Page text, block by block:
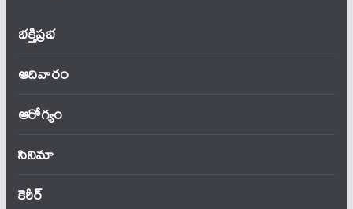
భక్తిప్రభ
ఆదివారం
ఆరోగ్యం
సినిమా
కెరీర్